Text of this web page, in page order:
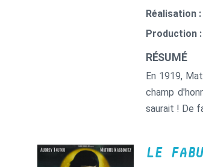
Réalisation :
Production
RÉSUMÉ
En 1919,
champ
saurait ! De
LE